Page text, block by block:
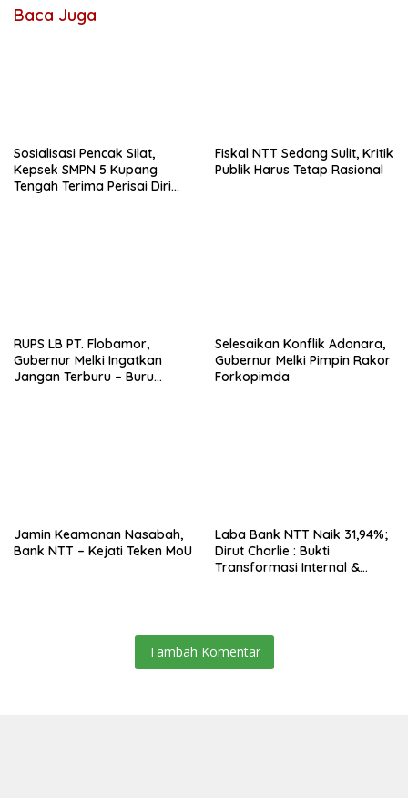
Baca Juga
Sosialisasi Pencak Silat,
Kepsek SMPN 5 Kupang
Tengah Terima Perisai Diri
Fiskal NTT Sedang Sulit, Kritik
Publik Harus Tetap Rasional
RUPS LB PT. Flobamor,
Gubernur Melki Ingatkan
Jangan Terburu – Buru
Selesaikan Konflik Adonara,
Gubernur Melki Pimpin Rakor
Forkopimda
Jamin Keamanan Nasabah,
Bank NTT – Kejati Teken MoU
Laba Bank NTT Naik 31,94%;
Dirut Charlie : Bukti
Transformasi Internal &
Tambah Komentar